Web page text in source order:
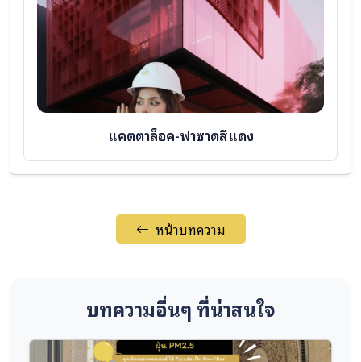
แคตตาล็อค-ฟาซาดสีแดง
หน้าบทความ
บทความอื่นๆ ที่น่าสนใจ